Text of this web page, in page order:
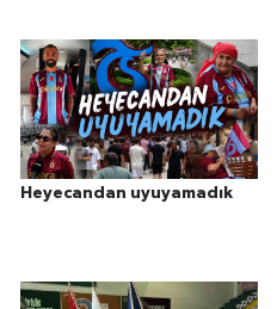
Heyecandan uyuyamadık